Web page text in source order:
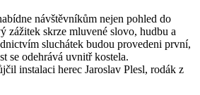
návštěvníkům nejen pohled do
zážitek skrze mluvené slovo, hudbu a
sluchátek budou provedeni první,
se odehrává uvnitř kostela.
instalaci herec Jaroslav Plesl, rodák z